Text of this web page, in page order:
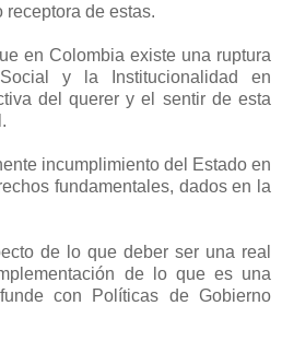
receptora de estas.
en Colombia existe una ruptura
y la Institucionalidad en
del querer y el sentir de esta
incumplimiento del Estado en
fundamentales, dados en la
de lo que deber ser una real
de lo que es una
con Políticas de Gobierno